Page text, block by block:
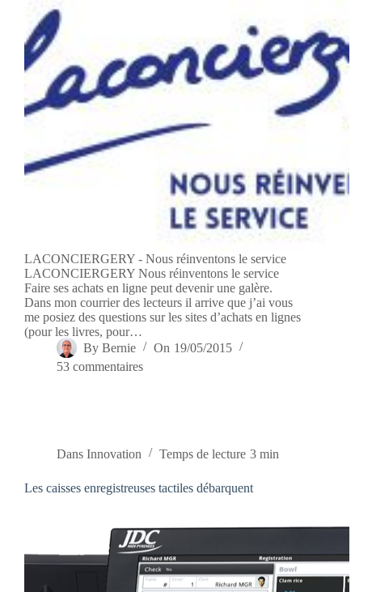
LACONCIERGERY - Nous réinventons le service
LACONCIERGERY Nous réinventons le service
Faire ses achats en ligne peut devenir une galère.
Dans mon courrier des lecteurs il arrive que j’ai vous
me posiez des questions sur les sites d’achats en lignes
(pour les livres, pour…
By Bernie On 19/05/2015
53 commentaires
Dans Innovation Temps de lecture 3 min
Les caisses enregistreuses tactiles débarquent